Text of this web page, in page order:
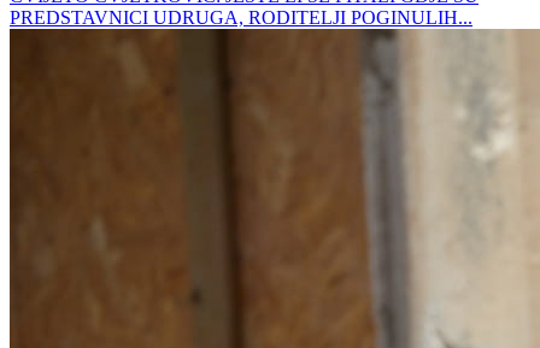
PREDSTAVNICI UDRUGA, RODITELJI POGINULIH...